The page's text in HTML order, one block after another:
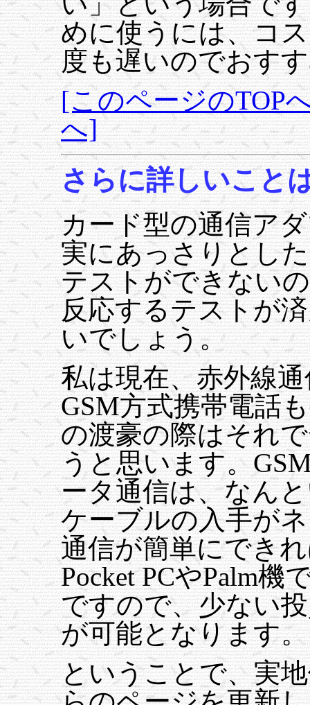
めに使うには、コ
度も遅いのでおす
[このページのTOP
へ]
さらに詳しいこ
カード型の通信ア
実にあっさりとし
テストができない
反応するテストが
いでしょう。
私は現在、赤外線
GSM方式携帯電話
の渡豪の際はそれ
うと思います。
ータ通信は、なん
ケーブルの入手が
通信が簡単にでき
Pocket PCやPalm機
ですので、少ない
が可能となります。
ということで、実